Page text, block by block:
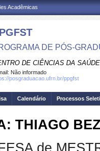
Acadêmicas
DE PÓS-
DE CIÊNCIAS DA SAÚDE
Não informado
posgraduacao.ufrn.br/ppgfst
Calendário Processos
THIAGO
de